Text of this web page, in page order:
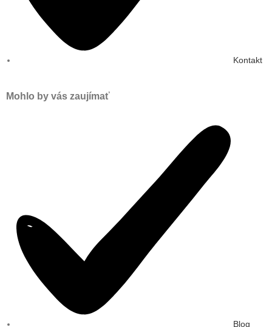
Kontakt
Mohlo by vás zaujímať
Blog